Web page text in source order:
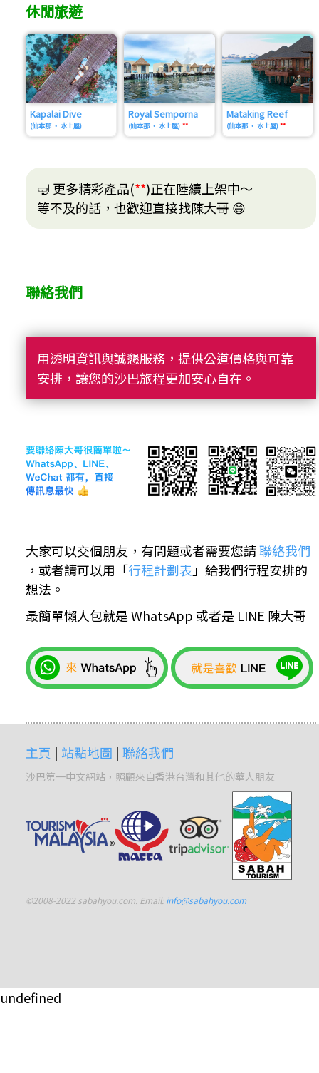
休閒旅遊
Kapalai Dive
(仙本那 • 水上屋)
Royal Semporna
(仙本那 • 水上屋) **
Mataking Reef
(仙本那 • 水上屋)**
🤿 更多精彩產品(**)正在陸續上架中～
等不及的話，也歡迎直接找陳大哥 😄
聯絡我們
用透明資訊與誠懇服務，提供公道價格與可靠
安排，讓您的沙巴旅程更加安心自在。
大家可以交個朋友，有問題或者需要您請聯絡我們
，或者請可以用「行程計劃表 」給我們行程安排的
想法。
最簡單懶人包就是 WhatsApp 或者是 LINE 陳大哥
主頁 | 站點地圖 | 聯絡我們
沙巴第一中文網站，照顧來自香港台灣和其他的華人朋友
©2008-2022 sabahyou.com. Email:info@sabahyou.com
undefined